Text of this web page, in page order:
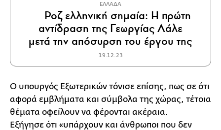
ΕΛΛΑΔΑ
Ροζ ελληνική σημαία: Η πρώτη
αντίδραση της Γεωργίας Λάλε
μετά την απόσυρση του έργου της
19.12.23
Ο υπουργός Εξωτερικών τόνισε επίσης, πως σε ότι
αφορά εμβλήματα και σύμβολα της χώρας, τέτοια
θέματα οφείλουν να φέρονται ακέραια.
Εξήγησε ότι «υπάρχουν και άνθρωποι που δεν